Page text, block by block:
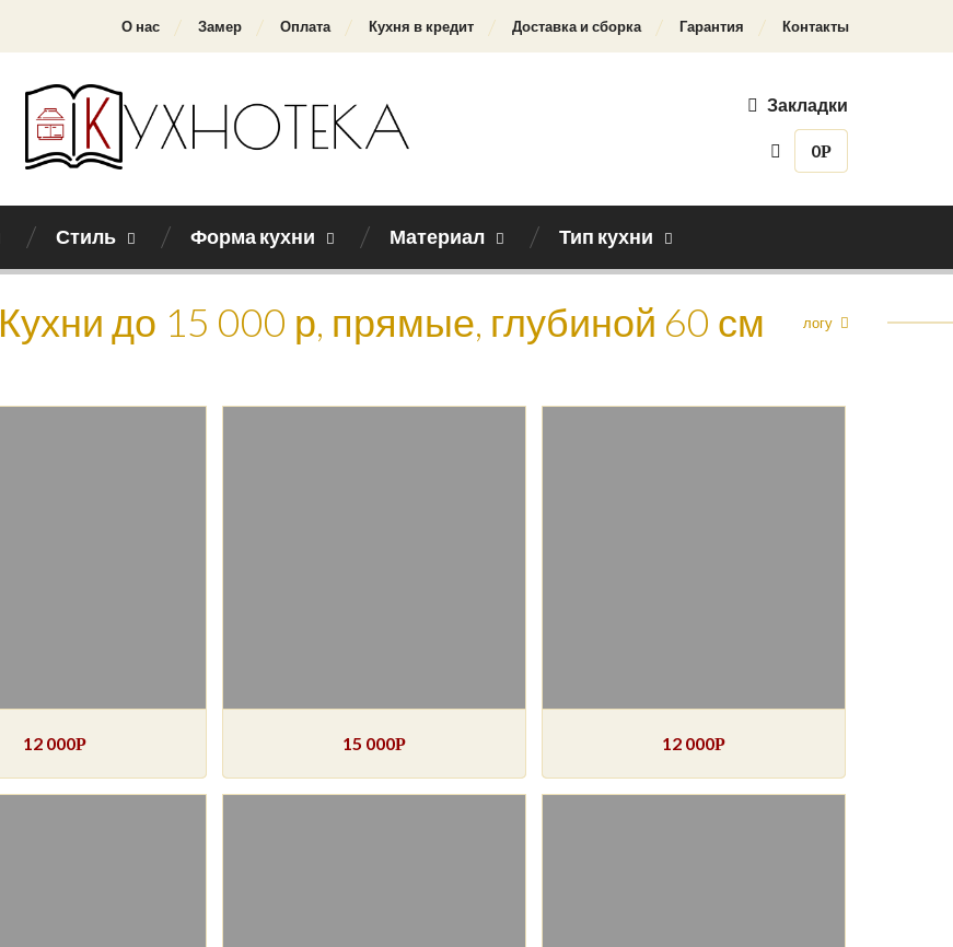
О нас Замер Оплата Кухня в кредит Доставка и сборка Гарантия Контакты
Закладки
0Р
Стиль Форма кухни Материал Тип кухни
Кухни до 15 000 р, прямые, глубиной 60 смНазад к каталогу
12 000Р 15 000Р 12 000Р